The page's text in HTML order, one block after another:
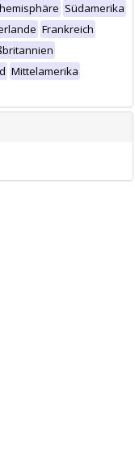
Südamerika
Frankreich
Mittelamerika